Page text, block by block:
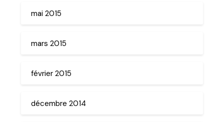
mai 2015
mars 2015
février 2015
décembre 2014